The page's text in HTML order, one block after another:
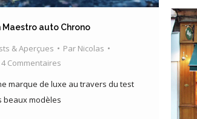
auto Chrono
& Aperçues Par Nicolas
4 Commentaires
marque de luxe au travers du test
beaux modèles